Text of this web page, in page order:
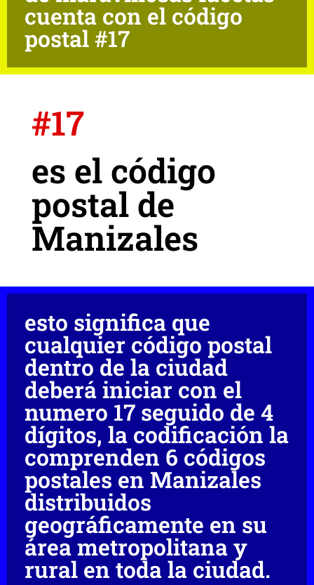
cuenta con el código
postal #17
#17
es el código
postal de
Manizales
esto significa que
cualquier código postal
dentro de la ciudad
deberá iniciar con el
numero 17 seguido de 4
dígitos, la codificación la
comprenden 6 códigos
postales en Manizales
distribuidos
geográficamente en su
área metropolitana y
rural en toda la ciudad.